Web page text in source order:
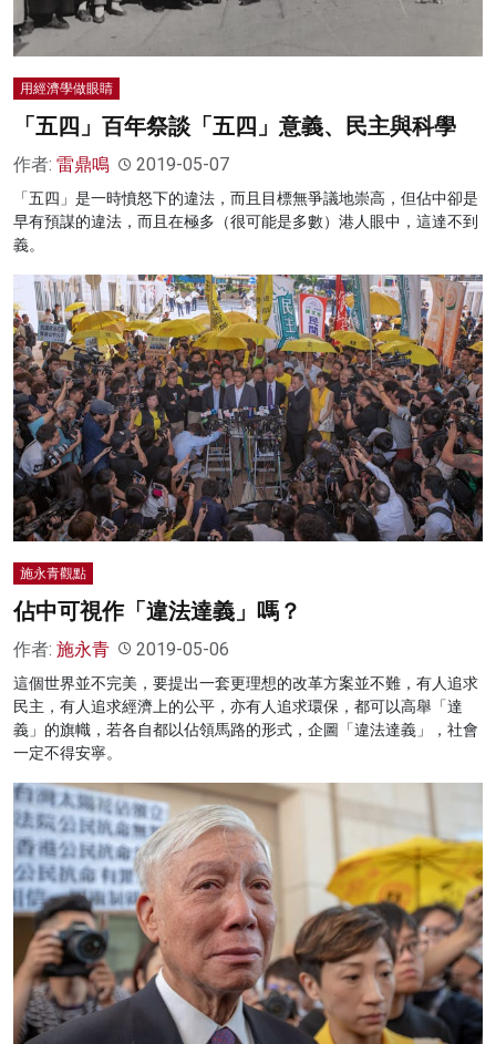
用經濟學做眼睛
「五四」百年祭談「五四」意義、民主與科學
作者: 雷鼎鳴 2019-05-07
「五四」是一時憤怒下的違法，而且目標無爭議地崇高，但佔中卻是
早有預謀的違法，而且在極多（很可能是多數）港人眼中，這達不到
義。
施永青觀點
佔中可視作「違法達義」嗎？
作者: 施永青 2019-05-06
這個世界並不完美，要提出一套更理想的改革方案並不難，有人追求
民主，有人追求經濟上的公平，亦有人追求環保，都可以高舉「達
義」的旗幟，若各自都以佔領馬路的形式，企圖「違法達義」，社會
一定不得安寧。